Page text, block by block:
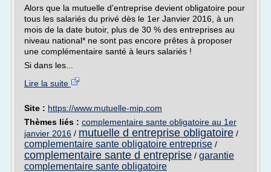
Alors que la mutuelle d'entreprise devient obligatoire pour
tous les salariés du privé dès le 1er Janvier 2016, à un
mois de la date butoir, plus de 30 % des entreprises au
niveau national* ne sont pas encore prêtes à proposer
une complémentaire santé à leurs salariés !
Si dans les...
Lire la suite
Site : https://www.mutuelle-mip.com
Thèmes liés : complementaire sante obligatoire au 1er
janvier 2016 / mutuelle d entreprise obligatoire /
complementaire sante obligatoire entreprise /
complementaire sante d entreprise / garantie
complementaire sante obligatoire